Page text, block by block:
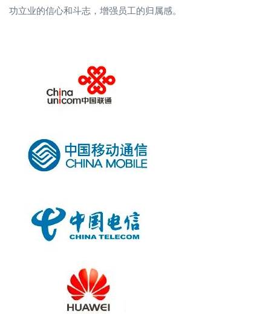
功立业的信心和斗志，增强员工的归属感。